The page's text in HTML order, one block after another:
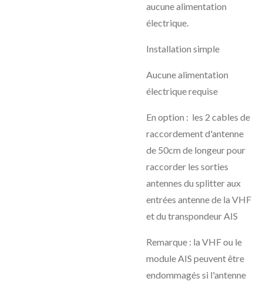
aucune alimentation
électrique.
Installation simple
Aucune alimentation
électrique requise
En option : les 2 cables de
raccordement d'antenne
de 50cm de longeur pour
raccorder les sorties
antennes du splitter aux
entrées antenne de la VHF
et du transpondeur AIS
Remarque : la VHF ou le
module AIS peuvent être
endommagés si l'antenne